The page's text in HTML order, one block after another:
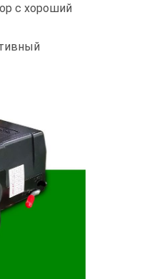
с хороший